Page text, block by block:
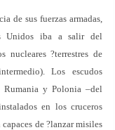
de sus fuerzas armadas,
Unidos iba a salir del
?terrestres de
Los escudos
Rumania y Polonia –del
en los cruceros
capaces de ?lanzar misiles